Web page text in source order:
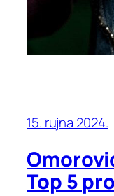
15. rujna 2024.
Top 5